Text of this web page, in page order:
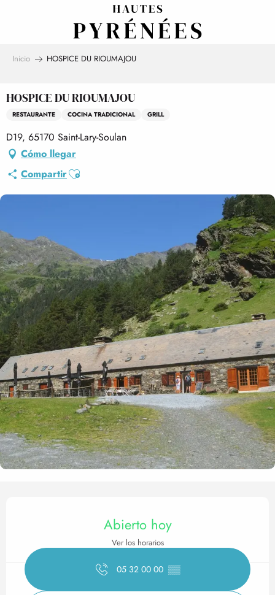
Inicio HOSPICE DU RIOUMAJOU
HOSPICE DU RIOUMAJOU
RESTAURANTE COCINA TRADICIONAL GRILL
D19, 65170 Saint-Lary-Soulan
Cómo llegar
CompartirAjouter aux favoris
Horarios y datos de
Abierto hoy
Ver los horarios
05 32 00 00 ▒▒